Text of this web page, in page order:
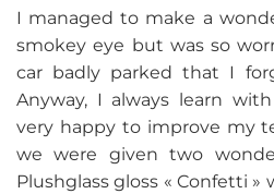
I managed to make a
smokey eye but was so
car badly parked that I
Anyway, I always learn
very happy to improve my
we were given two
Plushglass gloss « Confetti »